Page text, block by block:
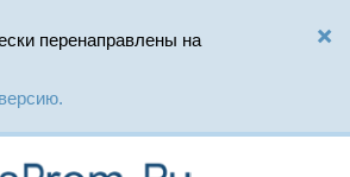
перенаправлены на